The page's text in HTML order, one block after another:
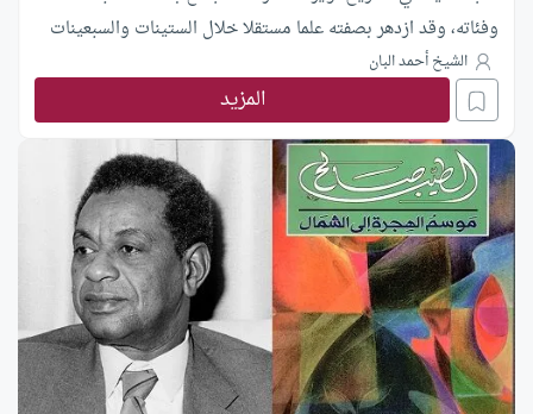
وفئاته، وقد ازدهر بصفته علما مستقلا خلال الستينات والسبعينات
من القرن العشرين، مجسدا ردة فعل على تركيز دراسات التاريخ
الاقتصادي والسياسي في فئات الصفوة.
الشيخ أحمد البان
المزيد